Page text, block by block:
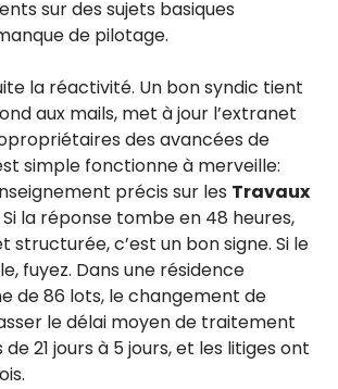
sur des sujets basiques
de pilotage.
la réactivité. Un bon syndic tient
aux mails, met à jour l’extranet
des avancées de
simple fonctionne à merveille:
précis sur les Travaux
Si la réponse tombe en 48 heures,
structurée, c’est un bon signe. Si le
fuyez. Dans une résidence
de 86 lots, le changement de
le délai moyen de traitement
21 jours à 5 jours, et les litiges ont